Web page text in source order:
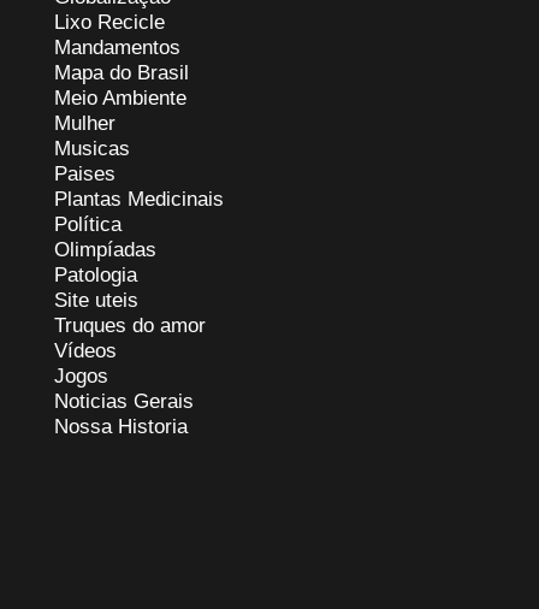
Lixo Recicle
Mandamentos
Mapa do Brasil
Meio Ambiente
Mulher
Musicas
Paises
Plantas Medicinais
Política
Olimpíadas
Patologia
Site uteis
Truques do amor
Vídeos
Jogos
Noticias Gerais
Nossa Historia